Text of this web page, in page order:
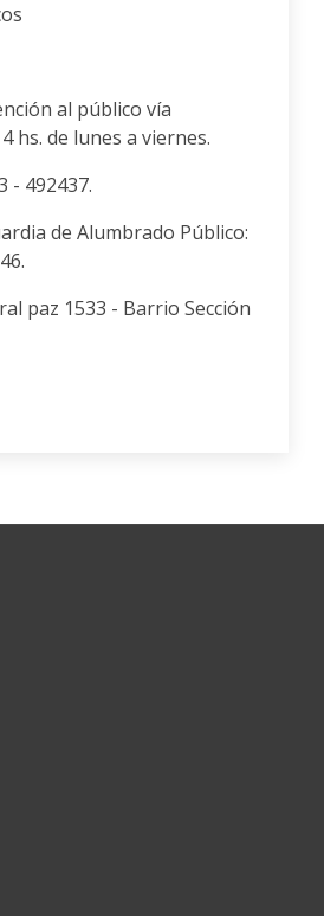
al público vía
hs. de lunes a viernes.
- 492437.
de Alumbrado Público:
paz 1533 - Barrio Sección